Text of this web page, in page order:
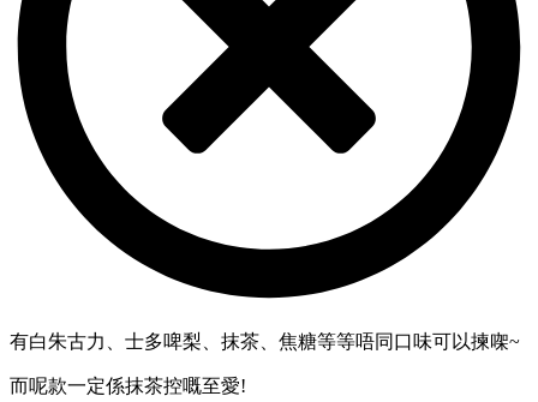
有白朱古力、士多啤梨、抹茶、焦糖等等唔同口味可以揀㗎~
而呢款一定係抹茶控嘅至愛!